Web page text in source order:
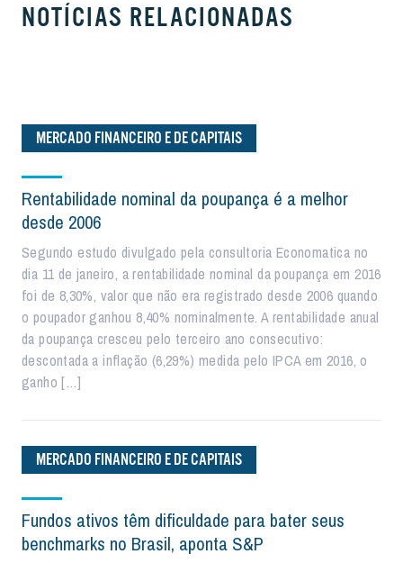
NOTÍCIAS RELACIONADAS
MERCADO FINANCEIRO E DE CAPITAIS
Rentabilidade nominal da poupança é a melhor
desde 2006
Segundo estudo divulgado pela consultoria Economatica no
dia 11 de janeiro, a rentabilidade nominal da poupança em 2016
foi de 8,30%, valor que não era registrado desde 2006 quando
o poupador ganhou 8,40% nominalmente. A rentabilidade anual
da poupança cresceu pelo terceiro ano consecutivo:
descontada a inflação (6,29%) medida pelo IPCA em 2016, o
ganho […]
MERCADO FINANCEIRO E DE CAPITAIS
Fundos ativos têm dificuldade para bater seus
benchmarks no Brasil, aponta S&P